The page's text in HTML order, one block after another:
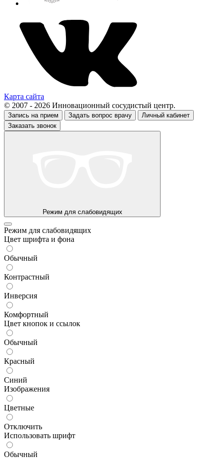
Карта сайта
© 2007 - 2026 Инновационный сосудистый центр.
Запись на прием Задать вопрос врачу
Личный кабинет
Заказать звонок
Режим для слабовидящих
Режим для слабовидящих
Цвет шрифта и фона
Обычный
Контрастный
Инверсия
Комфортный
Цвет кнопок и ссылок
Обычный
Красный
Синий
Изображения
Цветные
Отключить
Использовать шрифт
Обычный